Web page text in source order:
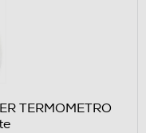
TERMOMETRO